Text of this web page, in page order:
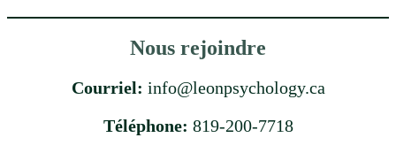
Nous rejoindre
Courriel: info@leonpsychology.ca
Téléphone: 819-200-7718